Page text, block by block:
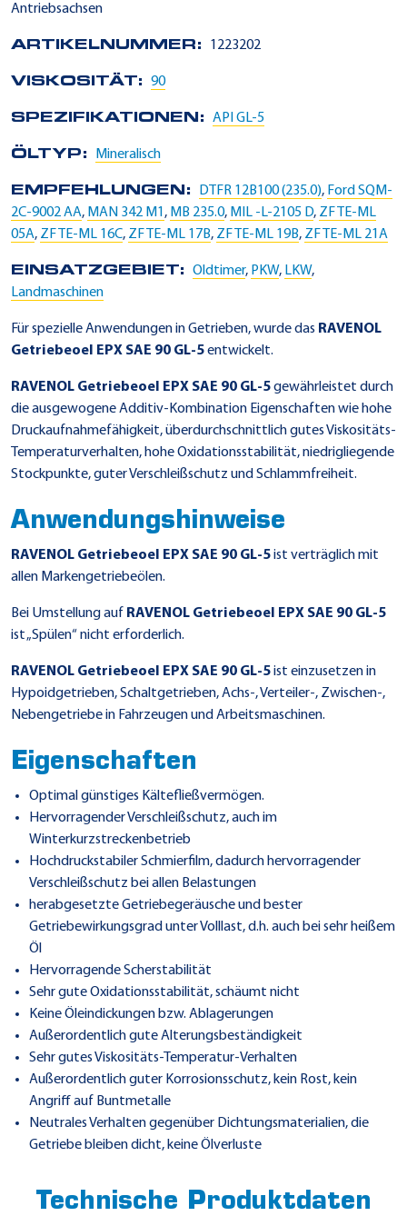
Antriebsachsen
ARTIKELNUMMER: 1223202
VISKOSITÄT: 90
SPEZIFIKATIONEN: API GL-5
ÖLTYP: Mineralisch
EMPFEHLUNGEN: DTFR 12B100 (235.0), Ford SQM-
2C-9002 AA, MAN 342 M1 , MB 235.0, MIL -L-2105 D, ZF TE-ML
05A, ZF TE-ML 16C, ZF TE-ML 17B, ZF TE-ML 19B, ZF TE-ML 21A
EINSATZGEBIET: Oldtimer, PKW, LKW,
Landmaschinen
Für spezielle Anwendungen in Getrieben, wurde das RAVENOL
Getriebeoel EPX SAE 90 GL-5entwickelt.
RAVENOL Getriebeoel EPX SAE 90 GL-5gewährleistet durch
die ausgewogene Additiv-Kombination Eigenschaften wie hohe
Druckaufnahmefähigkeit, überdurchschnittlich gutes Viskositäts-
Temperaturverhalten, hohe Oxidationsstabilität, niedrigliegende
Stockpunkte, guter Verschleißschutz und Schlammfreiheit.
Anwendungshinweise
RAVENOL Getriebeoel EPX SAE 90 GL-5ist verträglich mit
allen Markengetriebeölen.
Bei Umstellung auf RAVENOL Getriebeoel EPX SAE 90 GL-5
ist „Spülen“ nicht erforderlich.
RAVENOL Getriebeoel EPX SAE 90 GL-5ist einzusetzen in
Hypoidgetrieben, Schaltgetrieben, Achs-, Verteiler-, Zwischen-,
Nebengetriebe in Fahrzeugen und Arbeitsmaschinen.
Eigenschaften
Optimal günstiges Kältefließvermögen.
Hervorragender Verschleißschutz, auch im
Winterkurzstreckenbetrieb
Hochdruckstabiler Schmierfilm, dadurch hervorragender
Verschleißschutz bei allen Belastungen
herabgesetzte Getriebegeräusche und bester
Getriebewirkungsgrad unter Volllast, d.h. auch bei sehr heißem
Öl
Hervorragende Scherstabilität
Sehr gute Oxidationsstabilität, schäumt nicht
Keine Öleindickungen bzw. Ablagerungen
Außerordentlich gute Alterungsbeständigkeit
Sehr gutes Viskositäts-Temperatur-Verhalten
Außerordentlich guter Korrosionsschutz, kein Rost, kein
Angriff auf Buntmetalle
Neutrales Verhalten gegenüber Dichtungsmaterialien, die
Getriebe bleiben dicht, keine Ölverluste
Technische Produktdaten